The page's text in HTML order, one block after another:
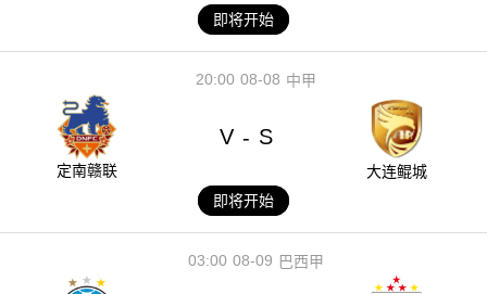
即将开始
08-08
20:00 中甲
定南赣联
V - S
大连鲲城
即将开始
08-09
03:00 巴西甲